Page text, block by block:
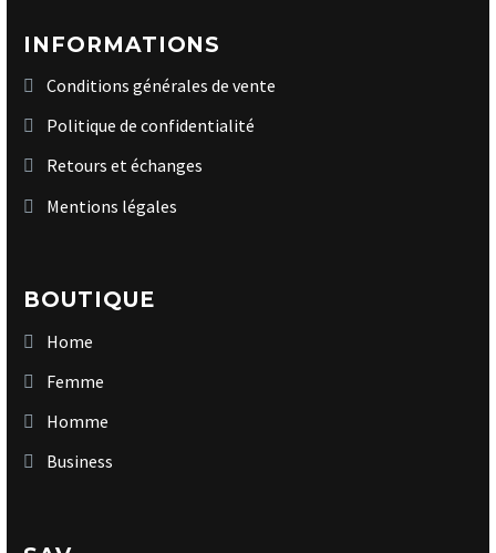
INFORMATIONS
Conditions générales de vente
Politique de confidentialité
Retours et échanges
Mentions légales
BOUTIQUE
Home
Femme
Homme
Business